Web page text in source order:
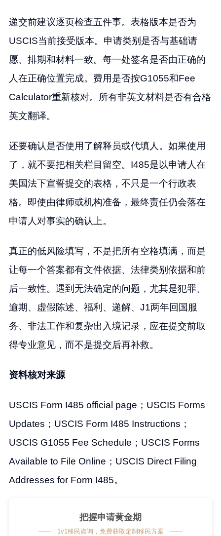
递交前建议逐页检查五件事。表格版本是否为
USCIS当前接受版本。申请类别是否与基础请
愿、排期和材料一致。每一处签名是否由正确的
人在正确位置完成。费用是否按G1055和Fee
Calculator重新核对。所有非英文材料是否有合格
英文翻译。
还要确认是否使用了解释员或代填人。如果使用
了，就不要把相关栏目留空。I485是以申请人在
美国法下宣誓提交的表格，不只是一个行政表
格。即使由律师或机构准备，最终责任仍会落在
申请人对事实的确认上。
真正的低风险填写，不是把所有空格填满，而是
让每一个答案都有文件依据、法律类别依据和前
后一致性。遇到无法确定的问题，尤其是犯罪、
逾期、虚假陈述、福利、递解、J1两年回国服
务、非法工作和复杂出入境记录，应在提交前取
得专业意见，而不是提交后再补救。
资料核对来源
USCIS Form I485 official page；USCIS Forms
Updates；USCIS Form I485 Instructions；
USCIS G1055 Fee Schedule；USCIS Forms
Available to File Online；USCIS Direct Filing
Addresses for Form I485。
把握申请黄金期
1v1移民咨询，免费获取定制移民方案